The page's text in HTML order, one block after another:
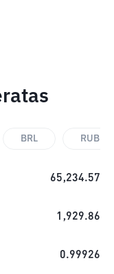
BRL RUB
65,234.57
1,929.86
0.99926